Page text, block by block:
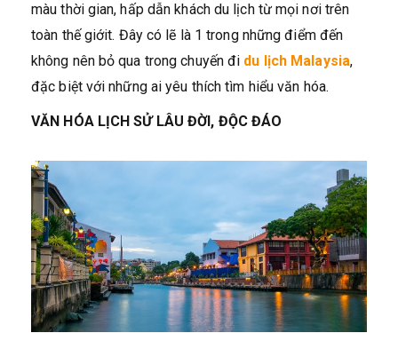
màu thời gian, hấp dẫn khách du lịch từ mọi nơi trên
toàn thế giớit. Đây có lẽ là 1 trong những điểm đến
không nên bỏ qua trong chuyến đi du lịch Malaysia,
đặc biệt với những ai yêu thích tìm hiểu văn hóa.
VĂN HÓA LỊCH SỬ LÂU ĐỜI, ĐỘC ĐÁO